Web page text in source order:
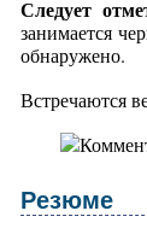
Следует
занимается
обнаружено.
Встречаются
Резюме